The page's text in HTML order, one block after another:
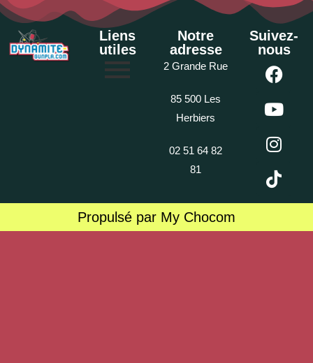
Liens
utiles
Notre
adresse
2 Grande Rue
85 500 Les
Herbiers
02 51 64 82
81
Suivez-
nous
Propulsé par My Chocom